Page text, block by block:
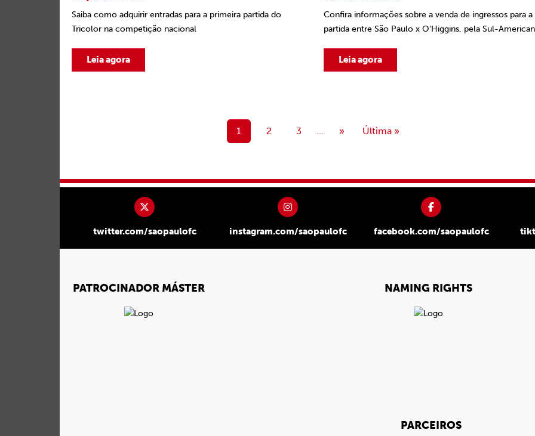
Saiba como adquirir entradas para a primeira partida do
Tricolor na competição nacional
Leia agora
Confira informações sobre a venda de ingressos para a
partida entre São Paulo x O'Higgins, pela Sul-
Leia agora
1 2 3 ... » Última »
twitter.com/saopaulofc instagram.com/saopaulofc facebook.com/saopaulofc
PATROCINADOR MÁSTER NAMING RIGHTS
PARCEIROS